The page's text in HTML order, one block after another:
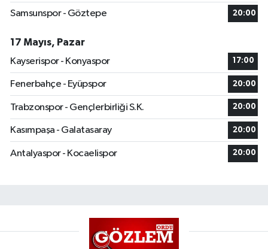
Samsunspor - Göztepe 20:00
17 Mayıs, Pazar
Kayserispor - Konyaspor
17:00
Fenerbahçe - Eyüpspor 20:00
Trabzonspor - Gençlerbirliği S.K. 20:00
Kasımpaşa - Galatasaray 20:00
Antalyaspor - Kocaelispor 20:00